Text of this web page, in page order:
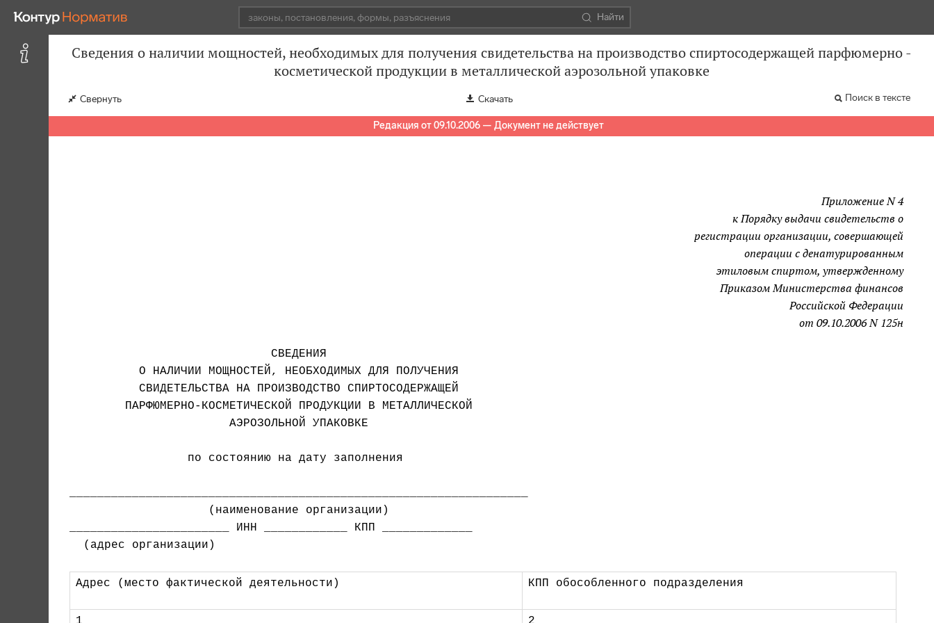
Найти
Сведения о наличии мощностей, необходимых для получения свидетельства на производство спиртосодержащей парфюмерно -
косметической продукции в металлической аэрозольной упаковке
Свернуть Скачать Поиск в тексте
Редакция от 09.10.2006 — Документ не действует
Приложение N 4
к Порядку выдачи свидетельств о
регистрации организации, совершающей
операции с денатурированным
этиловым спиртом, утвержденному
Приказом Министерства финансов
Российской Федерации
от 09.10.2006 N 125н
                             СВЕДЕНИЯ
          О НАЛИЧИИ МОЩНОСТЕЙ, НЕОБХОДИМЫХ ДЛЯ ПОЛУЧЕНИЯ
          СВИДЕТЕЛЬСТВА НА ПРОИЗВОДСТВО СПИРТОСОДЕРЖАЩЕЙ
                       АЭРОЗОЛЬНОЙ УПАКОВКЕ
                 по состоянию на дату заполнения
                    (наименование организации)
_______________________ ИНН ____________ КПП _____________
  (адрес организации)
Адрес (место фактической деятельности) КПП обособленного подразделения